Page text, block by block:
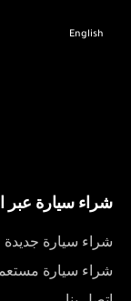
English
شراء سيارة عبر
شراء سيارة جديدة
شراء سيارة